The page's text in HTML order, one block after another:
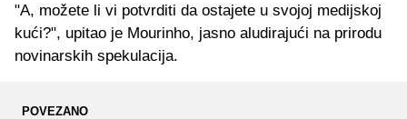
"A, možete li vi potvrditi da ostajete u svojoj medijskoj
kući?", upitao je Mourinho, jasno aludirajući na prirodu
novinarskih spekulacija.
POVEZANO